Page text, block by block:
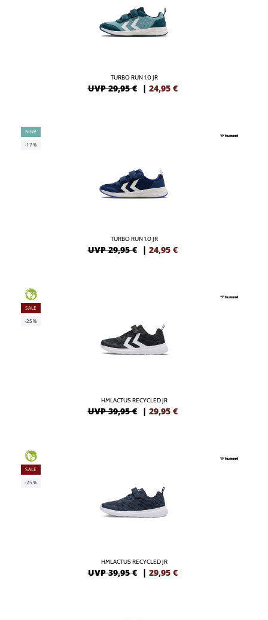
TURBO RUN 1.0 JR
UVP 29,95 € | 24,95 €
NEW
-17%
TURBO RUN 1.0 JR
UVP 29,95 € | 24,95 €
GREEN
SALE
-25%
HMLACTUS RECYCLED JR
UVP 39,95 € | 29,95 €
GREEN
SALE
-25%
HMLACTUS RECYCLED JR
UVP 39,95 € | 29,95 €